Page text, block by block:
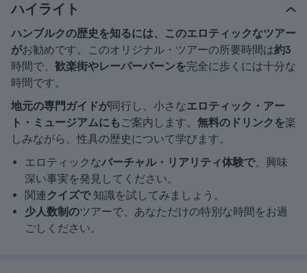
ハイライト
ハンブルクの歴史を知るには、このエロティックなツアー
がお勧めです。このオリジナル・ツアーの所要時間は約3
時間で、 歓楽街やレーパーバーンを完全に歩くには十分な
時間です。
地元の専門ガイドが同行し、小さなエロティック・アー
ト・ミュージアムにも ご案内します。 無料のドリンクを楽
しみながら、性具の歴史について学びます。
エロティックなバーチャル・リアリティ体験で、興味
深い事実を発見してください。
関連クイズで 知識を試してみましょう。
少人数制のツアーで、あなただけの特別な時間をお過
ごしください。